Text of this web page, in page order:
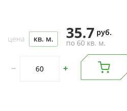
цена кв. м. 35.7 руб.
по 60 кв. м.